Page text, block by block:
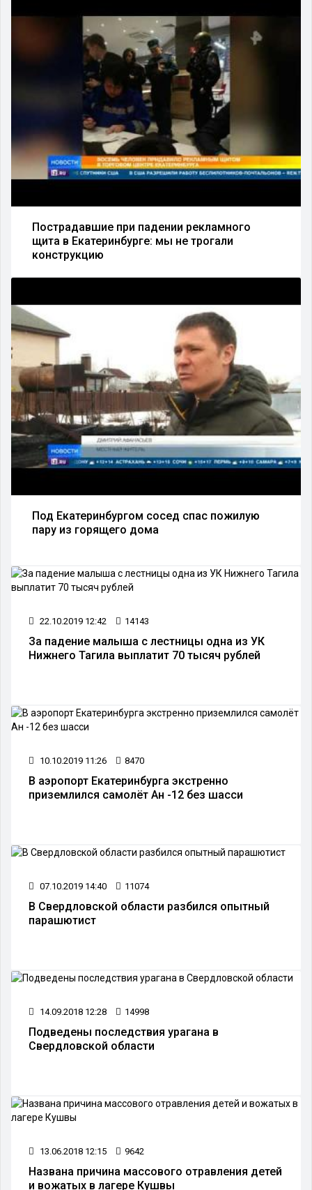
Пострадавшие при падении рекламного
щита в Екатеринбурге: мы не трогали
конструкцию
Под Екатеринбургом сосед спас пожилую
пару из горящего дома
22.10.2019 12:42 14143
За падение малыша с лестницы одна из УК
Нижнего Тагила выплатит 70 тысяч рублей
10.10.2019 11:26 8470
В аэропорт Екатеринбурга экстренно
приземлился самолёт Ан -12 без шасси
07.10.2019 14:40 11074
В Свердловской области разбился опытный
парашютист
14.09.2018 12:28 14998
Подведены последствия урагана в
Свердловской области
13.06.2018 12:15 9642
Названа причина массового отравления детей
и вожатых в лагере Кушвы